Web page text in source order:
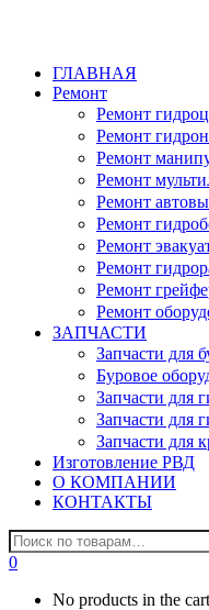
ГЛАВНАЯ
Ремонт
Ремонт
Ремонт
Ремонт
Ремонт
Ремонт
Ремонт
Ремонт
Ремонт
Ремонт
Ремонт
ЗАПЧАСТИ
Запчасти для
Буровое
Запчасти для
Запчасти для
Запчасти для
Изготовление РВД
О КОМПАНИИ
КОНТАКТЫ
0
No products in the